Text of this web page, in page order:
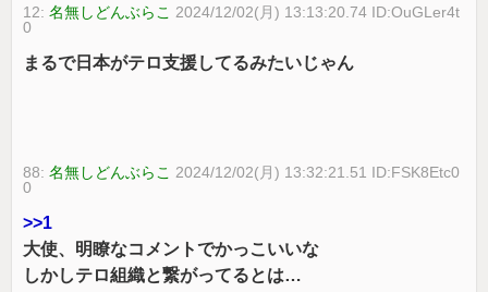
12:名無しどんぶらこ 2024/12/02(月) 13:13:20.74 ID:OuGLer4t
0
まるで日本がテロ支援してるみたいじゃん
88:名無しどんぶらこ 2024/12/02(月) 13:32:21.51 ID:FSK8Etc0
0
>>1
大使、明瞭なコメントでかっこいいな
しかしテロ組織と繋がってるとは…